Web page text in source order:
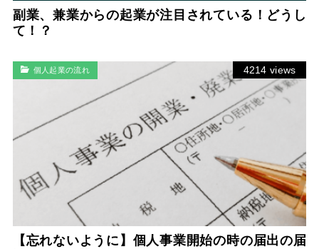
副業、兼業からの起業が注目されている！どうし
て！？
個人起業の流れ 4214 views
【忘れないように】個人事業開始の時の届出の届